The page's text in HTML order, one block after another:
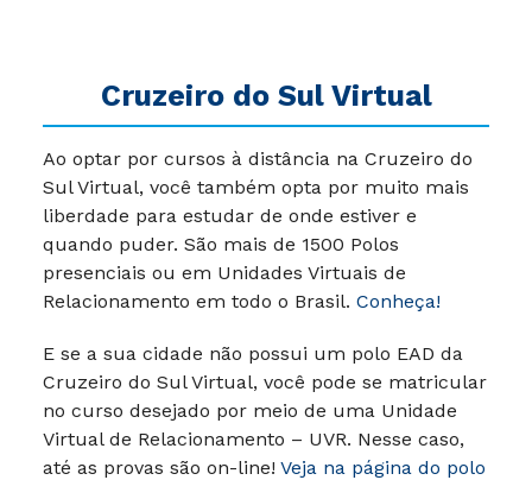
Cruzeiro do Sul Virtual
Ao optar por cursos à distância na Cruzeiro do
Sul Virtual, você também opta por muito mais
liberdade para estudar de onde estiver e
quando puder. São mais de 1500 Polos
presenciais ou em Unidades Virtuais de
Relacionamento em todo o Brasil. Conheça!
E se a sua cidade não possui um polo EAD da
Cruzeiro do Sul Virtual, você pode se matricular
no curso desejado por meio de uma Unidade
Virtual de Relacionamento – UVR. Nesse caso,
até as provas são on-line! Veja na página do polo